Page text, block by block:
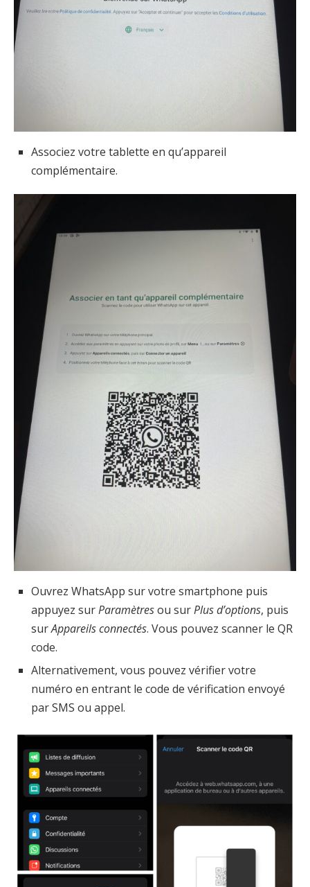
Associez votre tablette en qu’appareil
complémentaire.
Ouvrez WhatsApp sur votre smartphone puis
appuyez surParamètresou surPlus d’options, puis
surAppareilsconnectés. Vous pouvez scanner le QR
code.
Alternativement, vous pouvez vérifier votre
numéro en entrant le code de vérification envoyé
par SMS ou appel.